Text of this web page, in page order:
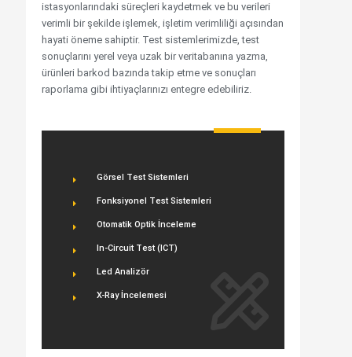
istasyonlarındaki süreçleri kaydetmek ve bu verileri
verimli bir şekilde işlemek, işletim verimliliği açısından
hayati öneme sahiptir. Test sistemlerimizde, test
sonuçlarını yerel veya uzak bir veritabanına yazma,
ürünleri barkod bazında takip etme ve sonuçları
raporlama gibi ihtiyaçlarınızı entegre edebiliriz.
Görsel Test Sistemleri
Fonksiyonel Test Sistemleri
Otomatik Optik İnceleme
In-Circuit Test (ICT)
Led Analizör
X-Ray İncelemesi